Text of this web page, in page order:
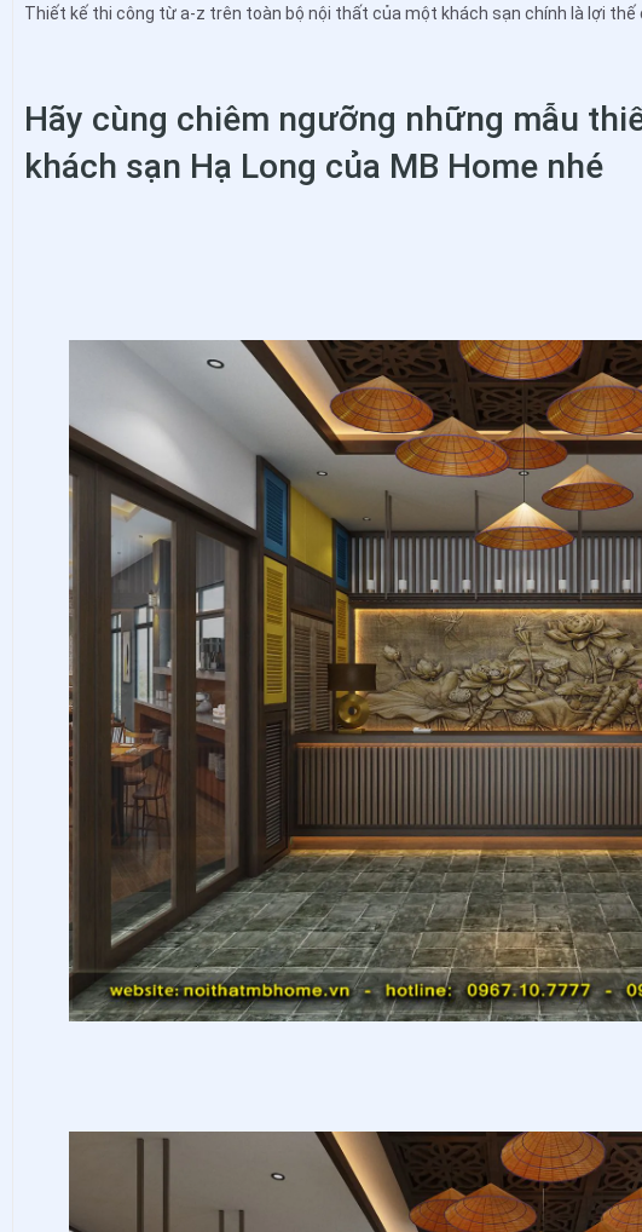
Thiết kế thi công từ a-z trên toàn bộ nội thất của một khách sạn chính là lợi thế
Hãy cùng chiêm ngưỡng những mẫu
khách sạn Hạ Long của MB Home nhé